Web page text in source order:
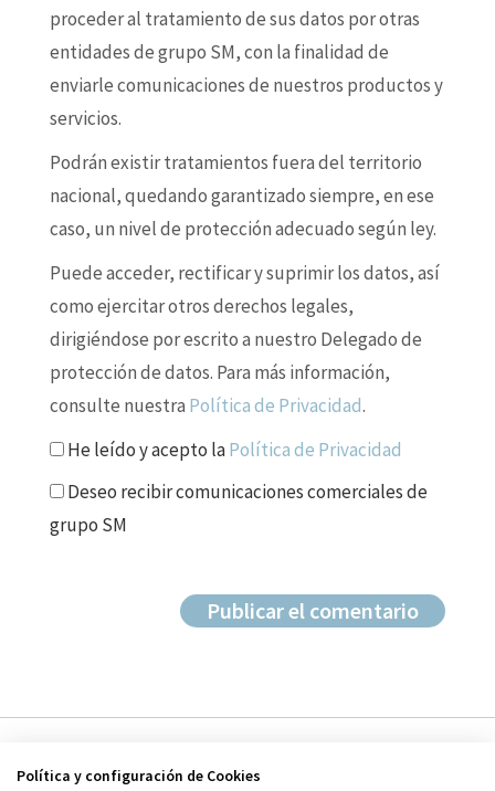
proceder al tratamiento de sus datos por otras
entidades de grupo SM, con la finalidad de
enviarle comunicaciones de nuestros productos y
servicios.
Podrán existir tratamientos fuera del territorio
nacional, quedando garantizado siempre, en ese
caso, un nivel de protección adecuado según ley.
Puede acceder, rectificar y suprimir los datos, así
como ejercitar otros derechos legales,
dirigiéndose por escrito a nuestro Delegado de
protección de datos. Para más información,
consulte nuestra Política de Privacidad.
He leído y acepto laPolítica de Privacidad
Deseo recibir comunicaciones comerciales de
grupo SM
Política y configuración de Cookies